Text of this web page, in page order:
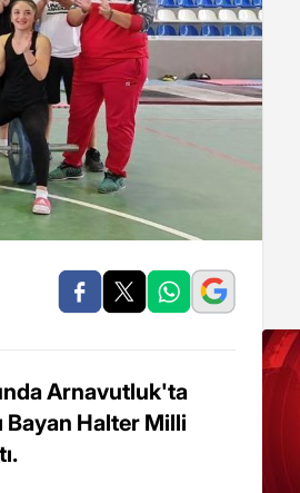
Arnavutluk'ta
Bayan Halter Milli